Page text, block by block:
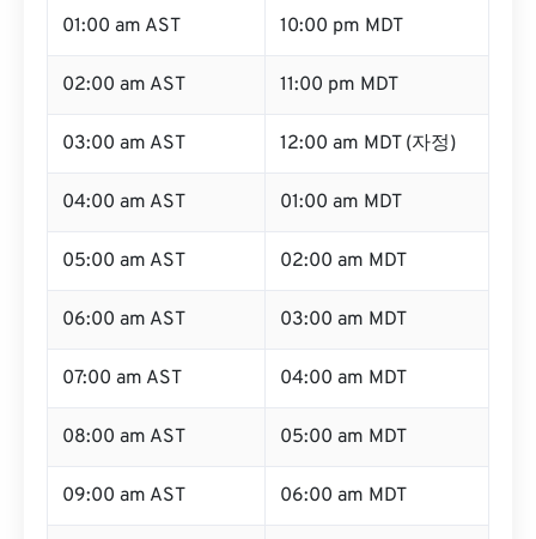
01:00 am AST 10:00 pm MDT
02:00 am AST 11:00 pm MDT
03:00 am AST 12:00 am MDT (자정)
04:00 am AST 01:00 am MDT
05:00 am AST 02:00 am MDT
06:00 am AST 03:00 am MDT
07:00 am AST 04:00 am MDT
08:00 am AST 05:00 am MDT
09:00 am AST 06:00 am MDT